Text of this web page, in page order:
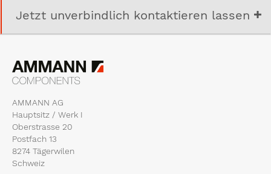
Jetzt unverbindlich kontaktieren lassen
AMMANN AG
Hauptsitz / Werk I
Oberstrasse 20
Postfach 13
8274 Tägerwilen
Schweiz